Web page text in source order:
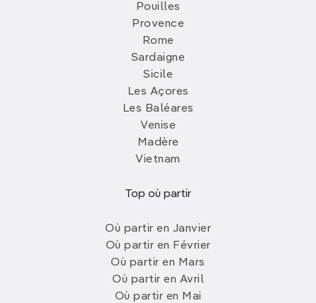
Pouilles
Provence
Rome
Sardaigne
Sicile
Les Açores
Les Baléares
Venise
Madère
Vietnam
Top où partir
Où partir en Janvier
Où partir en Février
Où partir en Mars
Où partir en Avril
Où partir en Mai